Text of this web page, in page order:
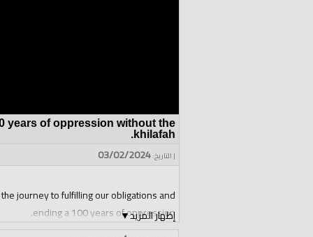
years of oppression without the
khilafah.
| التاريخ:03/02/2024
إظهار المزيد▼
journey to fulfilling our obligations and
ending a 100 years of oppression.